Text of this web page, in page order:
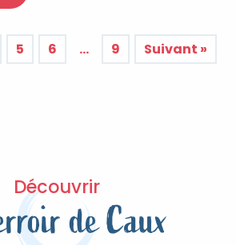
5 6 … 9 Suivant »
Découvrir
de Caux